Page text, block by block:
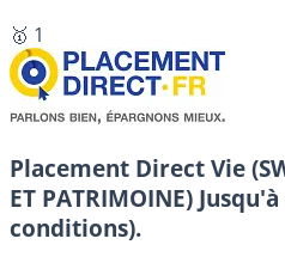
🥇 1
Placement Direct Vie
ET PATRIMOINE)
conditions).